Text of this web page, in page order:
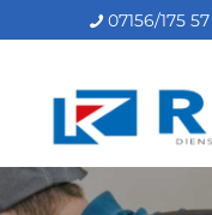
07156/175